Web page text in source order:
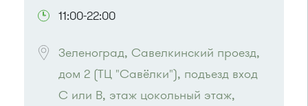
11:00-22:00
Зеленоград, Савелкинский проезд,
дом 2 (ТЦ "Савёлки"), подъезд вход
C или B, этаж цокольный этаж,